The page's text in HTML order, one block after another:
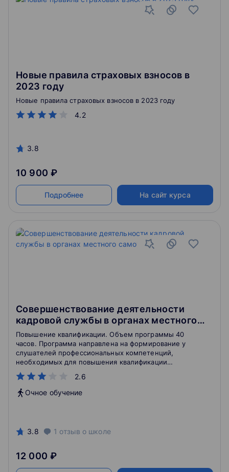
Новые правила страховых взносов в
2023 году
4.2
Новые правила страховых взносов в 2023 году
3.8
10 900 ₽
Подробнее На сайт курса
Совершенствование деятельности
кадровой службы в органах местного
самоуправления
2.6
Повышение квалификации. Объем программы 40
часов. Программа направлена на формирование у
слушателей профессиональных компетенций,
необходимых для повышения квалификации
профессиональной деятельности, приобретения
новых знаний и навыков муниципальных служащих в
сфере работы кадровой службы, кадрового
делопроизводства, управления человеческими
Очное обучение
3.8 1 отзыв о школе
12 000 ₽